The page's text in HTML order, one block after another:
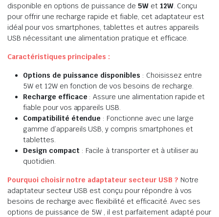
disponible en options de puissance de 5Wet 12W. Conçu
pour offrir une recharge rapide et fiable, cet adaptateur est
idéal pour vos smartphones, tablettes et autres appareils
USB nécessitant une alimentation pratique et efficace.
Caractéristiques principales :
Options de puissance disponibles : Choisissez entre
5W et 12W en fonction de vos besoins de recharge.
Recharge efficace : Assure une alimentation rapide et
fiable pour vos appareils USB.
Compatibilité étendue : Fonctionne avec une large
gamme d’appareils USB, y compris smartphones et
tablettes.
Design compact : Facile à transporter et à utiliser au
quotidien.
Pourquoi choisir notre adaptateur secteur USB ? Notre
adaptateur secteur USB est conçu pour répondre à vos
besoins de recharge avec flexibilité et efficacité. Avec ses
options de puissance de 5W , il est parfaitement adapté pour